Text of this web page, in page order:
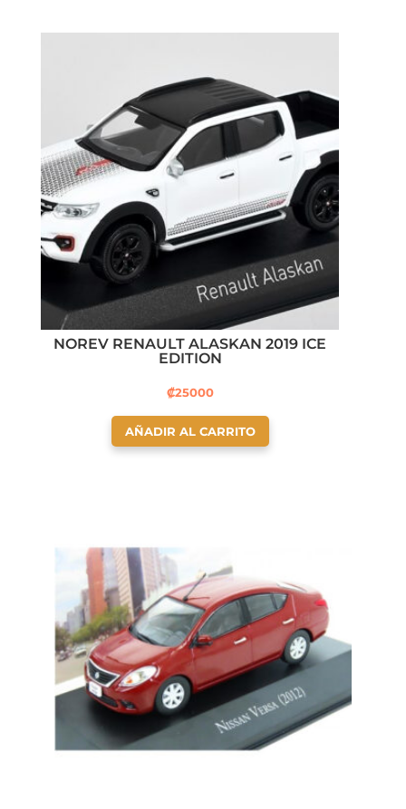
NOREV RENAULT ALASKAN 2019 ICE
EDITION
₡25000
AÑADIR AL CARRITO